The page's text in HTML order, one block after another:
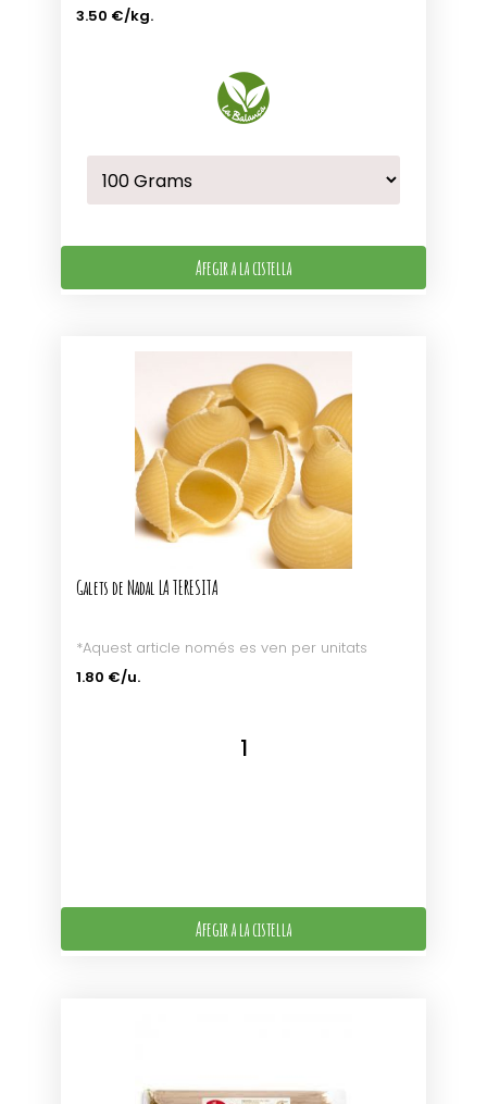
3.50 €/kg.
Afegir a la cistella
Galets de Nadal LA TERESITA
*Aquest article només es ven per unitats
1.80 €/u.
Afegir a la cistella